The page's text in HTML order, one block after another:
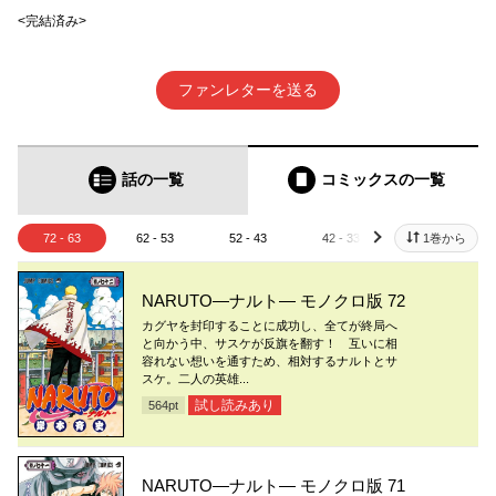
<完結済み>
ファンレターを送る
話の一覧 コミックスの一覧
72 - 63 62 - 53 52 - 43 42 - 33 32 - 23
next 1巻から
NARUTO―ナルト― モノクロ版 72
カグヤを封印することに成功し、全てが終局へ
と向かう中、サスケが反旗を翻す！ 互いに相
容れない想いを通すため、相対するナルトとサ
スケ。二人の英雄...
564pt 試し読みあり
NARUTO―ナルト― モノクロ版 71